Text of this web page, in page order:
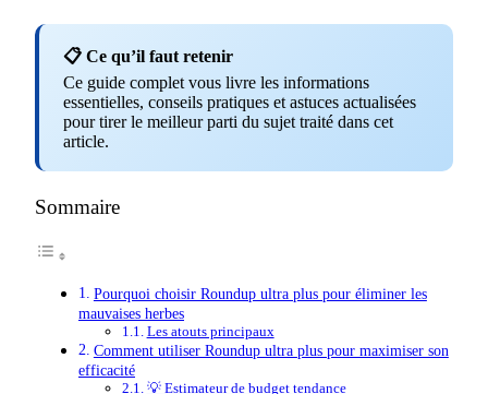
📋 Ce qu’il faut retenir
Ce guide complet vous livre les informations
essentielles, conseils pratiques et astuces actualisées
pour tirer le meilleur parti du sujet traité dans cet
article.
Sommaire
Pourquoi choisir Roundup ultra plus pour éliminer les
mauvaises herbes
Les atouts principaux
Comment utiliser Roundup ultra plus pour maximiser son
efficacité
💡 Estimateur de budget tendance